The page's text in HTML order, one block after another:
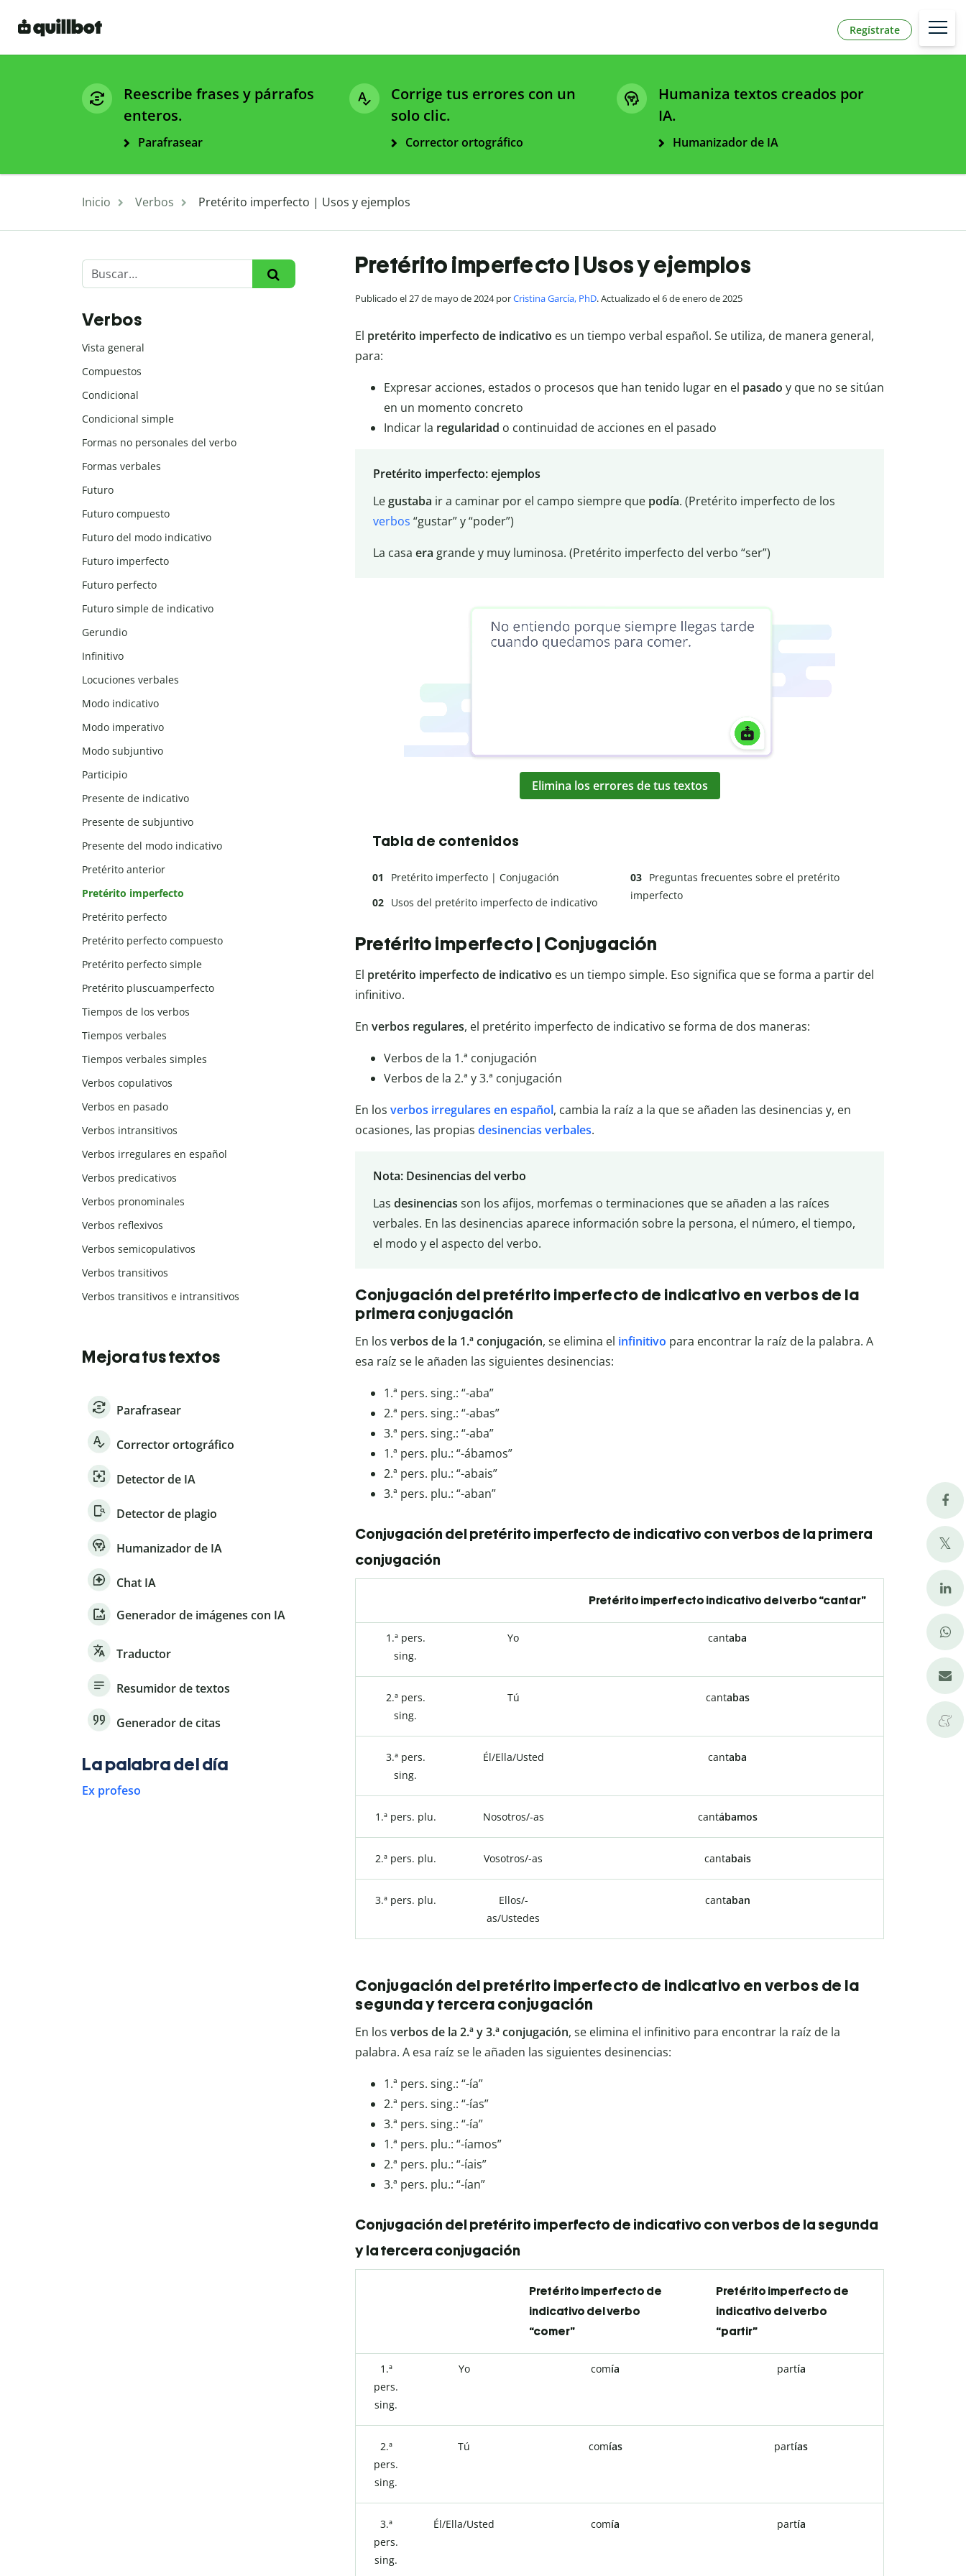
Regístrate
Reescribe frases y párrafos
enteros.
Parafrasear
Corrige tus errores con un
solo clic.
Corrector ortográfico
Humaniza textos creados por
IA.
Humanizador de IA
Inicio Verbos Pretérito imperfecto | Usos y ejemplos
Pretérito imperfecto | Usos y ejemplos
Publicado el 27 de mayo de 2024 porCristina García, PhD. Actualizado el 6 de enero de 2025
El pretérito imperfecto de indicativo es un tiempo verbal español. Se utiliza, de manera general,
para:
Expresar acciones, estados o procesos que han tenido lugar en el pasado y que no se sitúan
en un momento concreto
Indicar la regularidad o continuidad de acciones en el pasado
Pretérito imperfecto: ejemplos
Legustaba ir a caminar por el campo siempre que podía. (Pretérito imperfecto de los
verbos “gustar” y “poder”)
La casa era grande y muy luminosa. (Pretérito imperfecto del verbo “ser”)
Elimina los errores de tus textos
Tabla de contenidos
Pretérito imperfecto | Conjugación
Usos del pretérito imperfecto de indicativo
Preguntas frecuentes sobre el pretérito
imperfecto
Pretérito imperfecto | Conjugación
El pretérito imperfecto de indicativo es un tiempo simple. Eso significa que se forma a partir del
infinitivo.
En verbos regulares, el pretérito imperfecto de indicativo se forma de dos maneras:
Verbos de la 1.ª conjugación
Verbos de la 2.ª y 3.ª conjugación
En los verbos irregulares en español, cambia la raíz a la que se añaden las desinencias y, en
ocasiones, las propias desinencias verbales.
Nota: Desinencias del verbo
Las desinencias son los afijos, morfemas o terminaciones que se añaden a las raíces
verbales. En las desinencias aparece información sobre la persona, el número, el tiempo,
el modo y el aspecto del verbo.
Conjugación del pretérito imperfecto de indicativo en verbos de la
primera conjugación
En los verbos de la 1.ª conjugación, se elimina el infinitivo para encontrar la raíz de la palabra. A
esa raíz se le añaden las siguientes desinencias:
1.ª pers. sing.: “-aba”
2.ª pers. sing.: “-abas”
3.ª pers. sing.: “-aba”
1.ª pers. plu.: “-ábamos”
2.ª pers. plu.: “-abais”
3.ª pers. plu.: “-aban”
Conjugación del pretérito imperfecto de indicativo con verbos de la primera
conjugación
Pretérito imperfecto indicativo del verbo “cantar”
1.ª pers.
sing.
Yo cantaba
2.ª pers.
sing.
Tú cantabas
3.ª pers.
sing.
Él/Ella/Usted cantaba
1.ª pers. plu. Nosotros/-as cantábamos
2.ª pers. plu. Vosotros/-as cantabais
3.ª pers. plu.
Ellos/-
as/Ustedes
cantaban
Conjugación del pretérito imperfecto de indicativo en verbos de la
segunda y tercera conjugación
En los verbos de la 2.ª y 3.ª conjugación, se elimina el infinitivo para encontrar la raíz de la
palabra. A esa raíz se le añaden las siguientes desinencias:
1.ª pers. sing.: “-ía”
2.ª pers. sing.: “-ías”
3.ª pers. sing.: “-ía”
1.ª pers. plu.: “-íamos”
2.ª pers. plu.: “-íais”
3.ª pers. plu.: “-ían”
Conjugación del pretérito imperfecto de indicativo con verbos de la segunda
y la tercera conjugación
Pretérito imperfecto de
indicativo del verbo
“comer”
Pretérito imperfecto de
indicativo del verbo
“partir”
1.ª
pers.
sing.
Yo comía partía
2.ª
pers.
sing.
Tú comías partías
3.ª
pers.
sing.
Él/Ella/Usted comía partía
Verbos
Vista general
Compuestos
Condicional
Condicional simple
Formas no personales del verbo
Formas verbales
Futuro
Futuro compuesto
Futuro del modo indicativo
Futuro imperfecto
Futuro perfecto
Futuro simple de indicativo
Gerundio
Infinitivo
Locuciones verbales
Modo indicativo
Modo imperativo
Modo subjuntivo
Participio
Presente de indicativo
Presente de subjuntivo
Presente del modo indicativo
Pretérito anterior
Pretérito imperfecto
Pretérito perfecto
Pretérito perfecto compuesto
Pretérito perfecto simple
Pretérito pluscuamperfecto
Tiempos de los verbos
Tiempos verbales
Tiempos verbales simples
Verbos copulativos
Verbos en pasado
Verbos intransitivos
Verbos irregulares en español
Verbos predicativos
Verbos pronominales
Verbos reflexivos
Verbos semicopulativos
Verbos transitivos
Verbos transitivos e intransitivos
Mejora tus textos
Parafrasear
Corrector ortográfico
Detector de IA
Detector de plagio
Humanizador de IA
Chat IA
Generador de imágenes con IA
Traductor
Resumidor de textos
Generador de citas
La palabra del día
Ex profeso